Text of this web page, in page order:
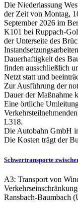
Die Niederlassung
der Zeit von Montag,
September 2026 im
K101 bei Ruppach-
der Unterseite des
Dauerhaftigkeit des
finden ausschließlich
Netzt statt und
Zur Ausführung der
Dauer der Maßnahme
Eine örtliche
L318.
Die Autobahn GmbH
Die Kosten trägt der
Schwertransporte
A3: Transport von
Ransbach-Baumbach